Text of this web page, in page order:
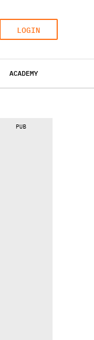
LOGIN
ACADEMY
PUB